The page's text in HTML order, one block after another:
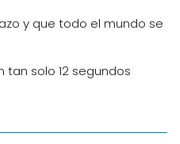
y que todo el mundo se
tan solo 12 segundos